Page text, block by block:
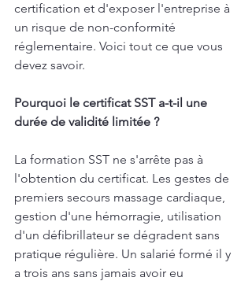
certification et d'exposer l'entreprise à
un risque de non-conformité
réglementaire. Voici tout ce que vous
devez savoir.
Pourquoi le certificat SST a-t-il une
durée de validité limitée ?
La formation SST ne s'arrête pas à
l'obtention du certificat. Les gestes de
premiers secours massage cardiaque,
gestion d'une hémorragie, utilisation
d'un défibrillateur se dégradent sans
pratique régulière. Un salarié formé il y
a trois ans sans jamais avoir eu